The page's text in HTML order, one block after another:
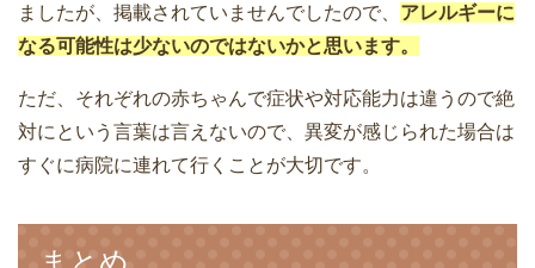
ましたが、掲載されていませんでしたので、 アレルギーに
なる可能性は少ないのではないかと思います。
ただ、それぞれの赤ちゃんで症状や対応能力は違うので絶
対にという言葉は言えないので、異変が感じられた場合は
すぐに病院に連れて行くことが大切です。
まとめ